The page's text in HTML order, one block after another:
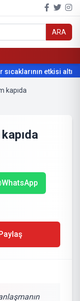
ARA
etkisi
kapıda
WhatsApp